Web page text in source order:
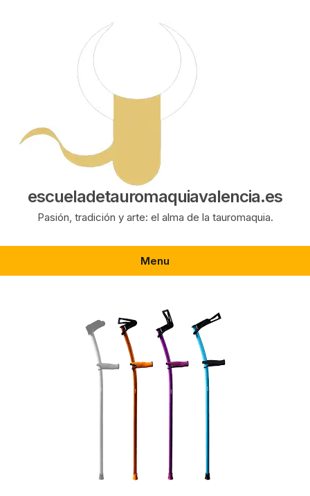
escueladetauromaquiavalencia.es
Pasión, tradición y arte: el alma de la tauromaquia.
Menu